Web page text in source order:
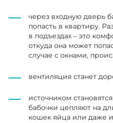
через входную дверь
попасть в квартиру.
в подъездах – это
откуда она может
случае с окнами,
вентиляция станет
источником
бабочки цепляют на
кошек яйца или даже